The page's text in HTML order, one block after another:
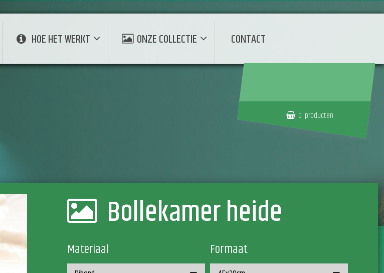
HOE HET WERKT ONZE COLLECTIE CONTACT
0 producten
Bollekamer heide
Materiaal Formaat